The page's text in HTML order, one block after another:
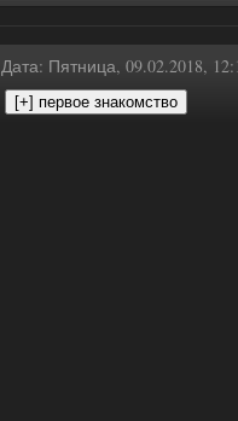
Дата: Пятница, 09.02.2018,